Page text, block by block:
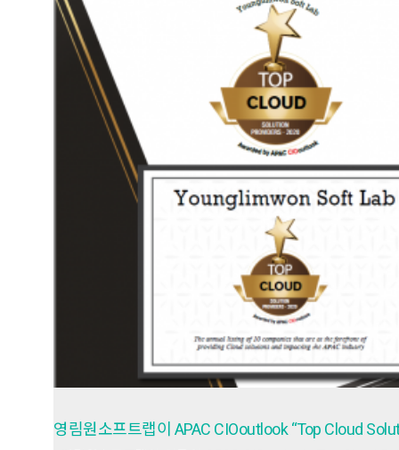
영림원소프트랩이 APAC CIOoutlook “Top Cloud